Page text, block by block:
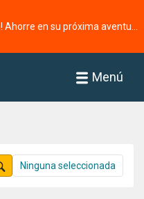
Menú
Ninguna seleccionada